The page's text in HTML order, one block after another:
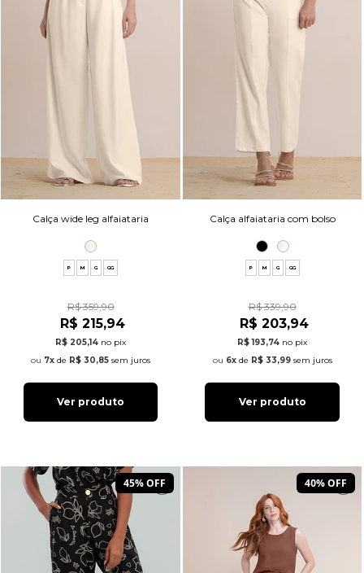
Calça wide leg alfaiataria
P M G GG
R$ 359,90
R$ 215,94
R$ 205,14 no pix
7x de R$ 30,85 sem juros
Ver produto
Calça alfaiataria com bolso
P M G GG
R$ 339,90
R$ 203,94
R$ 193,74 no pix
6xde R$ 33,99sem juros
Ver produto
45% OFF 40% OFF